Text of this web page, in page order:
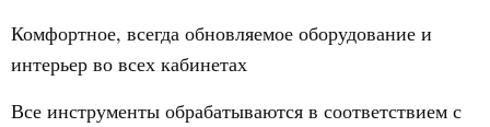
Комфортное, всегда обновляемое оборудование и
интерьер во всех кабинетах
Все инструменты обрабатываются в соответствием с